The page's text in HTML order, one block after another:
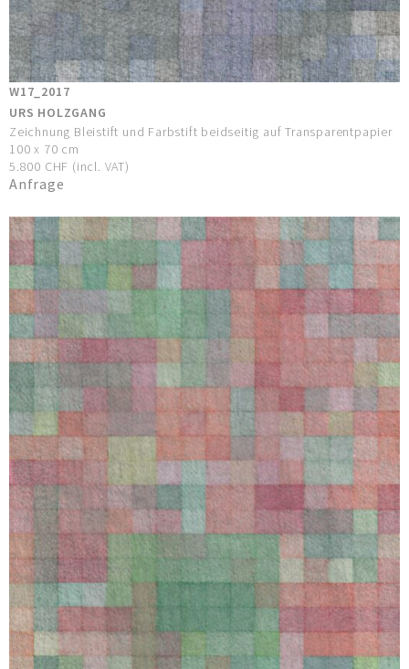
W17_2017
URS HOLZGANG
Zeichnung Bleistift und Farbstift beidseitig auf Transparentpapier
100 x 70 cm
5.800 CHF (incl. VAT)
Anfrage